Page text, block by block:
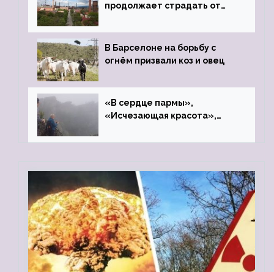
продолжает страдать от
В Барселоне на борьбу с
огнём призвали коз и овец
«В сердце пармы»,
«Исчезающая красота»,